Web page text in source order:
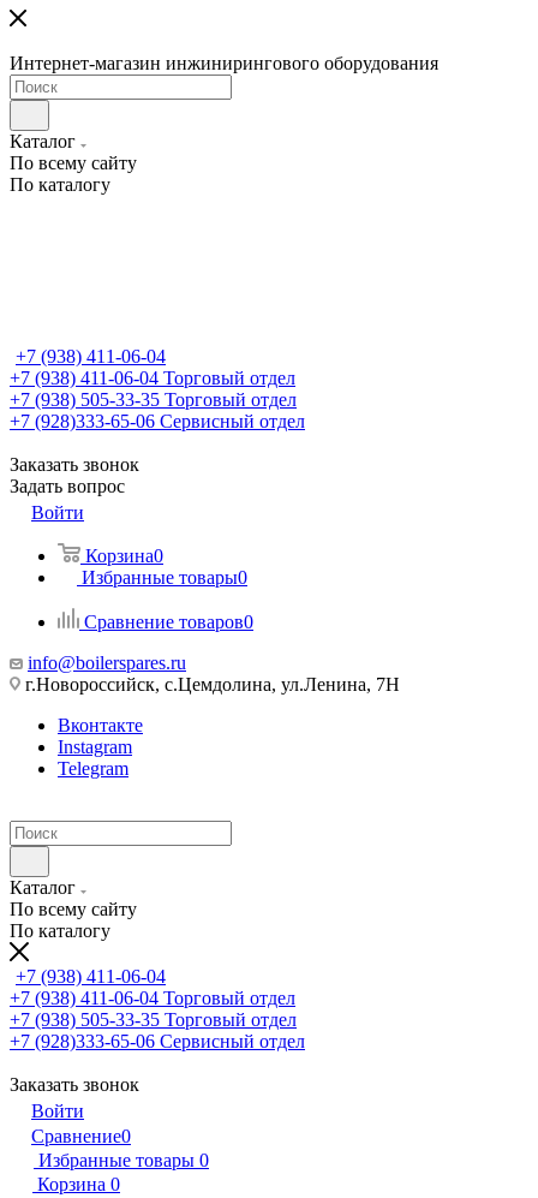
Интернет-магазин инжинирингового оборудования
Каталог
По всему сайту
По каталогу
+7 (938) 411-06-04
+7 (938) 411-06-04 Торговый отдел
+7 (938) 505-33-35 Торговый отдел
+7 (928)333-65-06 Сервисный отдел
Заказать звонок
Задать вопрос
Войти
Корзина0
Избранные товары0
Сравнение товаров0
info@boilerspares.ru
г.Новороссийск, с.Цемдолина, ул.Ленина, 7Н
Вконтакте
Instagram
Telegram
Каталог
По всему сайту
По каталогу
+7 (938) 411-06-04
+7 (938) 411-06-04 Торговый отдел
+7 (938) 505-33-35 Торговый отдел
+7 (928)333-65-06 Сервисный отдел
Заказать звонок
Войти
Сравнение0
Избранные товары 0
Корзина 0